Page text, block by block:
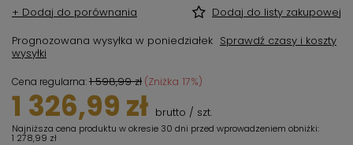
+ Dodaj do porównania
Dodaj do listy zakupowej
Prognozowana wysyłka w poniedziałek Sprawdź czasy i koszty
wysyłki
Cena regularna:1 598,99 zł (Zniżka 17%)
1 326,99 zł brutto / szt.
Najniższa cena produktu w okresie 30 dni przed wprowadzeniem obniżki:
1 278,99 zł